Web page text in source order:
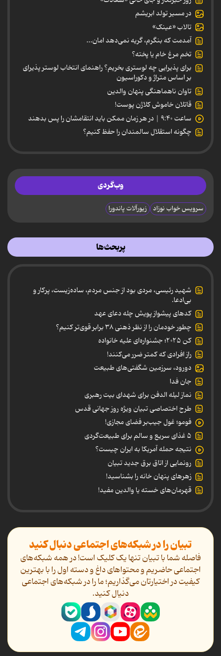
در مسیر تولد ابریشم
تالاب «عینک»
آمدمت که بنگرم، گریه نمی‌دهد امان...
تخم مرغ خام یا پخته؟
برای پذیرایی چه لوستری بخریم؟ راهنمای انتخاب لوستر پذیرای
بر اساس متراژ و دکوراسیون
تاوان ناهماهنگی پنهان والدین
قاتلان خاموش کلاژن پوست!
ساعت ۹:۴۰ | در هر زمان ممکن باید انتقامشان را پس بدهند
چگونه استقلال سالمندان را حفظ کنیم؟
وب‌گردی
سرویس خواب نوزاد زیورآلات پاندورا
پربحث‌ها
شهید رئیسی، مردی بود از جنس مردم، ساده‌زیست، پرکار و
بی‌ادعا.
کدهای پیشواز پویش چله دعای عهد
چطور خودمان را از نظر ذهنی ۳۸ برابر قوی‌تر کنیم؟
کن ۲۰۲۵؛ جشنواره‌ای علیه خانواده
راز افرادی که کمتر ضرر می‌کنند!
دورود، سرزمین شگفتی‌های طبیعت
جان فدا
نماز لیله الدفن برای شهدای بیت رهبری
طرح اختصاصی تبیان ویژه روز جهانی قدس
فومو؛ غول جیب‌بر فضای مجازی!
۵ غذای سریع و سالم برای طبیعت‌گردی
نتیجه حمله آمریکا به ایران چیست؟
رونمایی از اتاق برق جدید تبیان
زهرهای پنهان خانه را بشناسید!
قهرمان‌های خسته یا والدین مفید!
تبیان را در شبکه‌های اجتماعی دنبال کنید
فاصله شما با تبیان تنها یک کلیک است! در همه شبکه‌های
اجتماعی حاضریم و محتواهای داغ و دسته اول را با بهترین
کیفیت در اختیارتان می‌گذاریم؛ ما را در شبکه‌های اجتماعی
دنیال کنید.